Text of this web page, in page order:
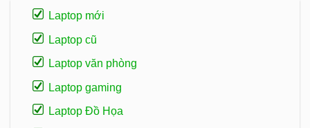
Laptop mới
Laptop cũ
Laptop văn phòng
Laptop gaming
Laptop Đồ Họa